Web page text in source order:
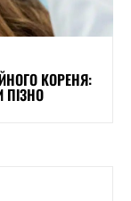
КОРЕНЯ: